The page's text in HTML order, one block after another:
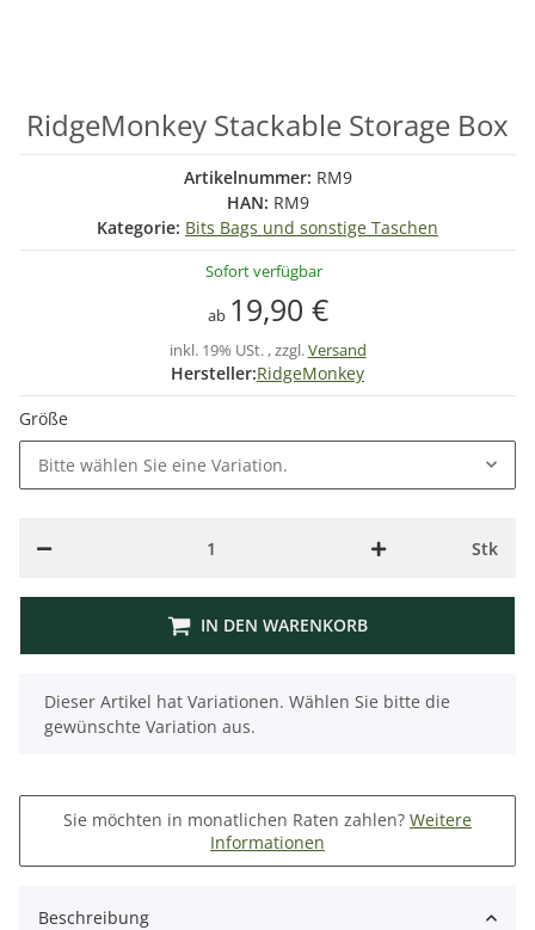
RidgeMonkey Stackable Storage Box
Artikelnummer: RM9
HAN: RM9
Kategorie: Bits Bags und sonstige Taschen
Sofort verfügbar
ab 19,90 €
inkl. 19% USt. , zzgl.Versand
Hersteller:RidgeMonkey
Größe
Bitte wählen Sie eine Variation.
Stk
IN DEN WARENKORB
x
Dieser Artikel hat Variationen. Wählen Sie bitte die
gewünschte Variation aus.
Sie möchten in monatlichen Raten zahlen? Weitere
Informationen
Beschreibung